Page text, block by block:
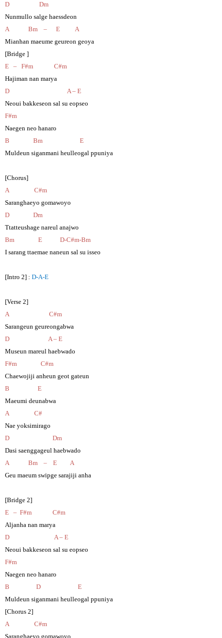
D Dm
Nunmullo salge haessdeon
A Bm – E A
Mianhan maeume geureon geoya
[Bridge ]
E – F#m C#m
Hajiman nan marya
D A – E
Neoui bakkeseon sal su eopseo
F#m
Naegen neo hanaro
B Bm E
Muldeun siganmani heulleogal ppuniya
[Chorus]
A C#m
Saranghaeyo gomawoyo
D Dm
Ttatteushage nareul anajwo
Bm E D-C#m-Bm
I sarang ttaemae naneun sal su isseo
[Intro 2] : D-A-E
[Verse 2]
A C#m
Sarangeun geureongabwa
D A – E
Museun mareul haebwado
F#m C#m
Chaewojiji anheun geot gateun
B E
Maeumi deunabwa
A C#
Nae yoksimirago
D Dm
Dasi saenggageul haebwado
A Bm – E A
Geu maeum swipge sarajiji anha
[Bridge 2]
E – F#m C#m
Aljanha nan marya
D A – E
Neoui bakkeseon sal su eopseo
F#m
Naegen neo hanaro
B D E
Muldeun siganmani heulleogal ppuniya
[Chorus 2]
A C#m
Saranghaeyo gomawoyo